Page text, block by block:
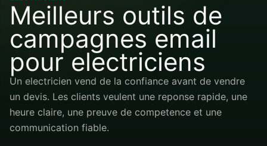
Meilleurs outils de
campagnes email
pour electriciens
Un electricien vend de la confiance avant de vendre
un devis. Les clients veulent une reponse rapide, une
heure claire, une preuve de competence et une
communication fiable.